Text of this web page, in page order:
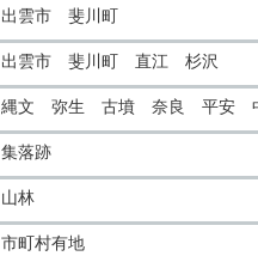
出雲市 斐川町
出雲市 斐川町 直江 杉沢
縄文 弥生 古墳 奈良 平安
集落跡
山林
市町村有地